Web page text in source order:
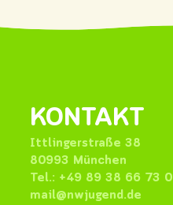
KONTAKT
Ittlingerstraße 38
80993 München
Tel.: +49 89 38 66 73 0
mail@nwjugend.de